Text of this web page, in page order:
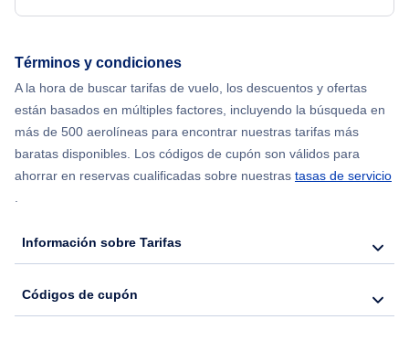
Flights from Nueva York to Hong Kong
Flights from Nueva York to Seúl
Términos y condiciones
A la hora de buscar tarifas de vuelo, los descuentos y ofertas
están basados en múltiples factores, incluyendo la búsqueda en
más de 500 aerolíneas para encontrar nuestras tarifas más
baratas disponibles. Los códigos de cupón son válidos para
ahorrar en reservas cualificadas sobre nuestras tasas de servicio
.
Información sobre Tarifas
Códigos de cupón